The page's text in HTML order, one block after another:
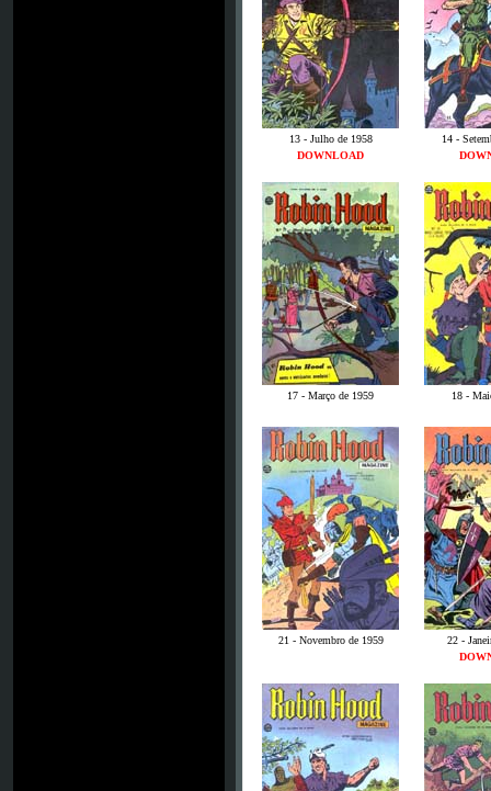
13 - Julho de 1958
14 -
DOWNLOAD
17 - Março de 1959 18 -
21 - Novembro de 1959
22 -